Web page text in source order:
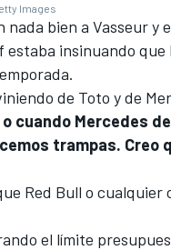
Images
bien a Vasseur y
insinuando
de Toto y de
cuando Mercedes
trampas. Creo
Red Bull o
el límite